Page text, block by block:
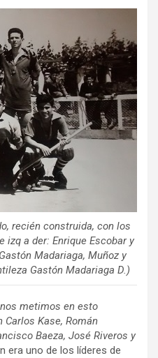
recién construida, con los
izq a der: Enrique Escobar y
Madariaga, Muñoz y
Gastón Madariaga D.)
metimos en esto
Carlos Kase, Román
Baeza, José Riveros y
era uno de los líderes de